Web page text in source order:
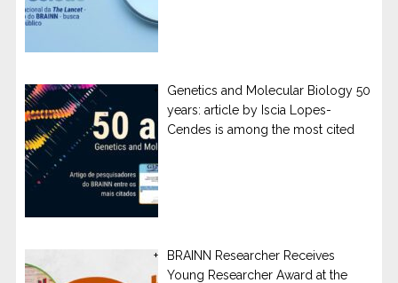
Genetics and Molecular Biology 50
years: article by Iscia Lopes-
Cendes is among the most cited
BRAINN Researcher Receives
Young Researcher Award at the